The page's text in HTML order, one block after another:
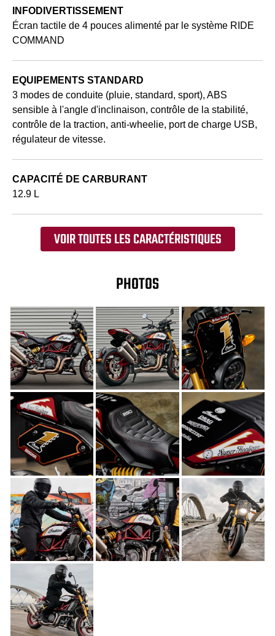
INFODIVERTISSEMENT
Écran tactile de 4 pouces alimenté par le système RIDE
COMMAND
EQUIPEMENTS STANDARD
3 modes de conduite (pluie, standard, sport), ABS
sensible à l'angle d'inclinaison, contrôle de la stabilité,
contrôle de la traction, anti-wheelie, port de charge USB,
régulateur de vitesse.
CAPACITÉ DE CARBURANT
12.9 L
VOIR TOUTES LES CARACTÉRISTIQUES
PHOTOS